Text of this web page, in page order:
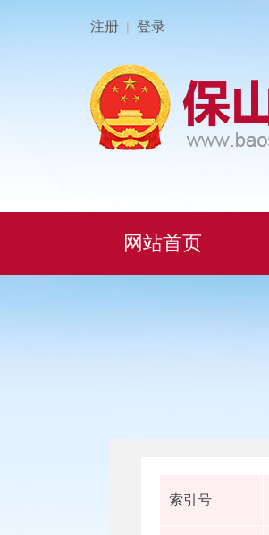
注册 | 登录
网站首页
索引号